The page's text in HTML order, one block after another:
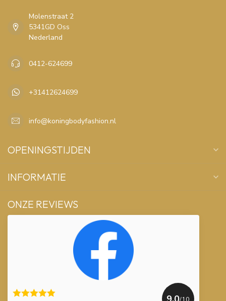
Molenstraat 2
5341GD Oss
Nederland
0412-624699
+31412624699
info@koningbodyfashion.nl
OPENINGSTIJDEN
INFORMATIE
ONZE REVIEWS
/10